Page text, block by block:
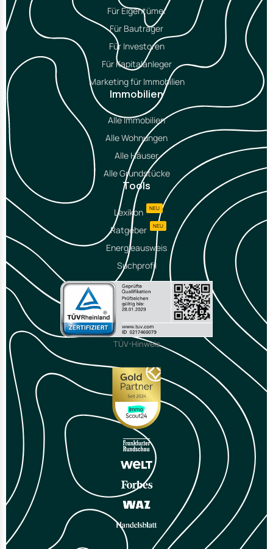
Für Eigentümer
Für Bauträger
Für Investoren
Für Kapitalanleger
Marketing für Immobilien
Immobilien
Alle Immobilien
Alle Wohnungen
Alle Häuser
Alle Grundstücke
Tools
Lexikon NEU
Ratgeber NEU
Energieausweis
Suchprofil
TÜV-Hinweis